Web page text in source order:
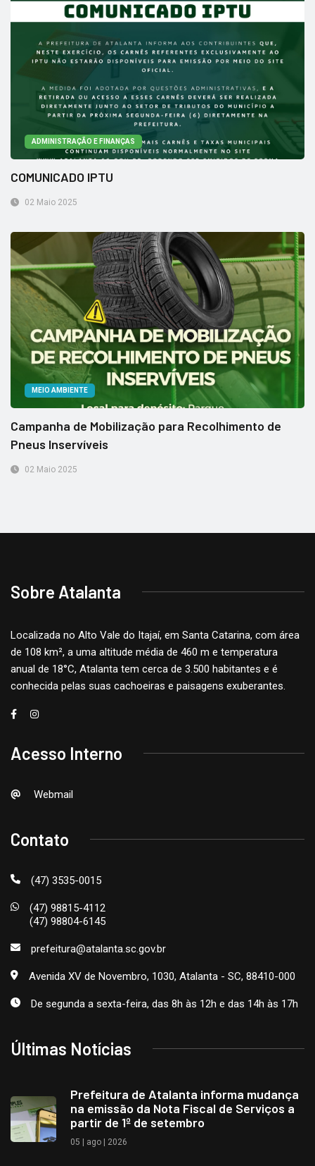
ADMINISTRAÇÃO E FINANÇAS
COMUNICADO IPTU
02 Maio 2025
MEIO AMBIENTE
Campanha de Mobilização para Recolhimento de
Pneus Inservíveis
02 Maio 2025
Sobre Atalanta
Localizada no Alto Vale do Itajaí, em Santa Catarina, com área
de 108 km², a uma altitude média de 460 m e temperatura
anual de 18°C, Atalanta tem cerca de 3.500 habitantes e é
conhecida pelas suas cachoeiras e paisagens exuberantes.
Acesso Interno
Webmail
Contato
(47) 3535-0015
(47) 98815-4112
(47) 98804-6145
prefeitura@atalanta.sc.gov.br
Avenida XV de Novembro, 1030, Atalanta - SC, 88410-000
De segunda a sexta-feira, das 8h às 12h e das 14h às 17h
Últimas Notícias
Prefeitura de Atalanta informa mudança
na emissão da Nota Fiscal de Serviços a
partir de 1º de setembro
05 | ago | 2026